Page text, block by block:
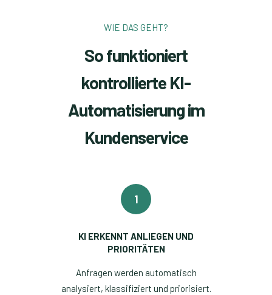
WIE DAS GEHT?
So funktioniert
kontrollierte KI-
Automatisierung im
Kundenservice
1
KI ERKENNT ANLIEGEN UND
PRIORITÄTEN
Anfragen werden automatisch
analysiert, klassifiziert und priorisiert.